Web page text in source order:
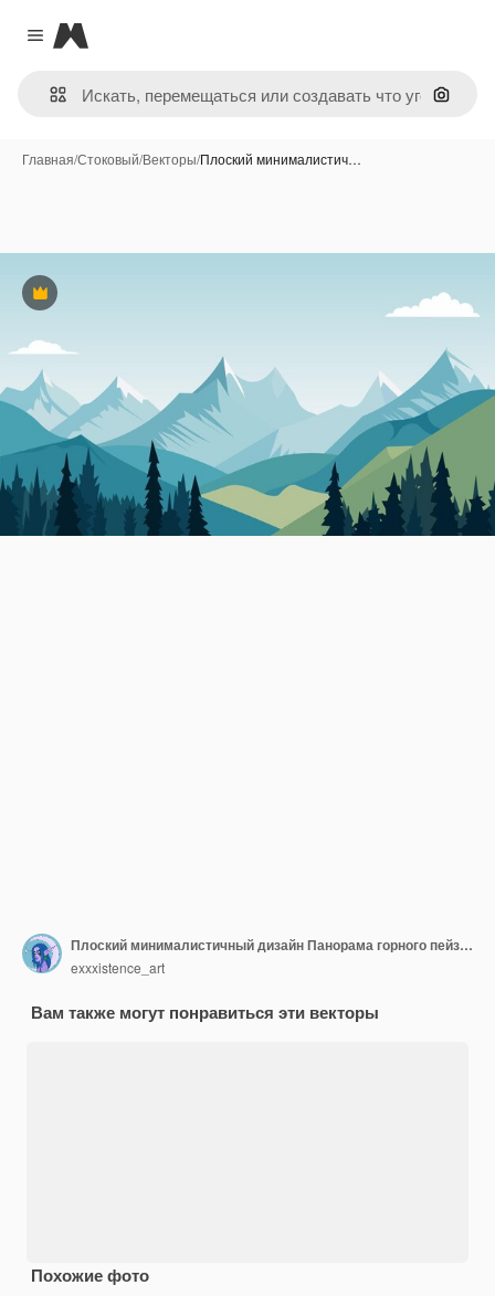
Close menu
Magnific
Поиск
Главная/Стоковый/Векторы/Плоский минималистич…
Премиум
Плоский минималистичный дизайн Панорама горного пейзажа Легко менять цвета
exxxistence_art
Вам также могут понравиться эти векторы
Похожие фото